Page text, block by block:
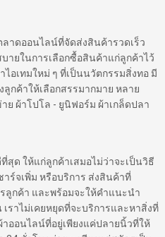
าดออนไลน์ที่จัดส่งสินค้ารวดเร็ว
ายในการเลือกซื้อสินค้าแก่ลูกค้าไว้
อเทมใหม่ ๆ ที่เป็นนวัตกรรมสิ่งทอ มี
กค้าให้เลือกสรรมากมาย หลาย
ย ผ้าโปโล - ยูนิฟอร์ม ผ้าเกล็ดปลา
สุด ให้แก่ลูกค้าเสมอไม่ว่าจะเป็นวิธี
ร์จเพิ่ม หรือบริการ ส่งสินค้าที่
ลูกค้า และพร้อมจะให้คำแนะนำ
ราไม่เคยหยุดที่จะบริการและหาสิ่งที่
ออนไลน์ที่อยู่เพียงแค่ปลายนิ้วที่ให้